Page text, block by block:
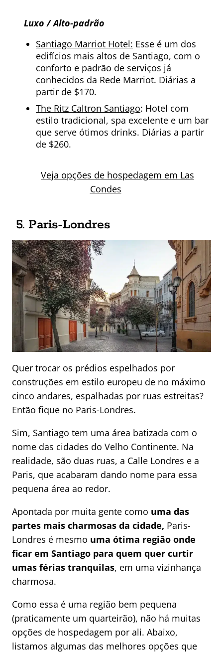
Luxo / Alto-padrão
Santiago Marriot Hotel: Esse é um dos
edifícios mais altos de Santiago, com o
conforto e padrão de serviços já
conhecidos da Rede Marriot. Diárias a
partir de $170.
The Ritz Caltron Santiago: Hotel com
estilo tradicional, spa excelente e um bar
que serve ótimos drinks. Diárias a partir
de $260.
Veja opções de hospedagem em Las
Condes
5. Paris-Londres
Quer trocar os prédios espelhados por
construções em estilo europeu de no máximo
cinco andares, espalhadas por ruas estreitas?
Então fique no Paris-Londres.
Sim, Santiago tem uma área batizada com o
nome das cidades do Velho Continente. Na
realidade, são duas ruas, a Calle Londres e a
Paris, que acabaram dando nome para essa
pequena área ao redor.
Apontada por muita gente como uma das
partes mais charmosas da cidade, Paris-
Londres é mesmo uma ótima região onde
ficar em Santiago para quem quer curtir
umas férias tranquilas, em uma vizinhança
charmosa.
Como essa é uma região bem pequena
(praticamente um quarteirão), não há muitas
opções de hospedagem por ali. Abaixo,
listamos algumas das melhores opções que